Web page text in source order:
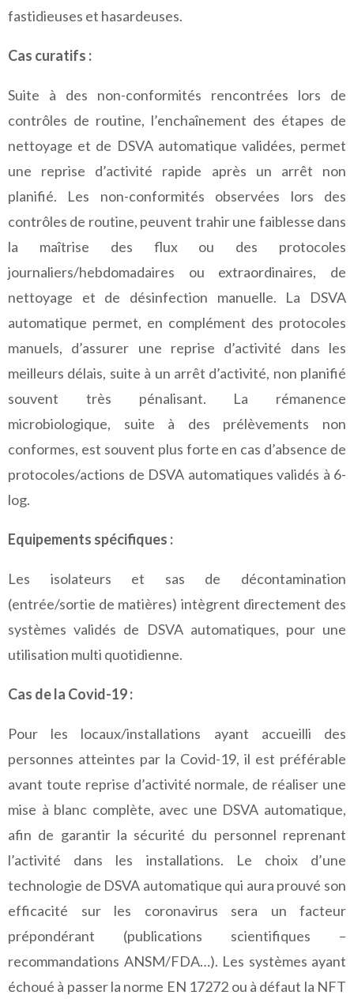
fastidieuses et hasardeuses.
Cas curatifs :
Suite à des non-conformités rencontrées lors de
contrôles de routine, l’enchaînement des étapes de
nettoyage et de DSVA automatique validées, permet
une reprise d’activité rapide après un arrêt non
planifié. Les non-conformités observées lors des
contrôles de routine, peuvent trahir une faiblesse dans
la maîtrise des flux ou des protocoles
journaliers/hebdomadaires ou extraordinaires, de
nettoyage et de désinfection manuelle. La DSVA
automatique permet, en complément des protocoles
manuels, d’assurer une reprise d’activité dans les
meilleurs délais, suite à un arrêt d’activité, non planifié
souvent très pénalisant. La rémanence
microbiologique, suite à des prélèvements non
conformes, est souvent plus forte en cas d’absence de
protocoles/actions de DSVA automatiques validés à 6-
log.
Equipements spécifiques :
Les isolateurs et sas de décontamination
(entrée/sortie de matières) intègrent directement des
systèmes validés de DSVA automatiques, pour une
utilisation multi quotidienne.
Cas de la Covid-19 :
Pour les locaux/installations ayant accueilli des
personnes atteintes par la Covid-19, il est préférable
avant toute reprise d’activité normale, de réaliser une
mise à blanc complète, avec une DSVA automatique,
afin de garantir la sécurité du personnel reprenant
l’activité dans les installations. Le choix d’une
technologie de DSVA automatique qui aura prouvé son
efficacité sur les coronavirus sera un facteur
prépondérant (publications scientifiques –
recommandations ANSM/FDA…). Les systèmes ayant
échoué à passer la norme EN 17272 ou à défaut la NFT